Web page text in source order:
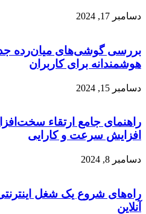
دسامبر 17, 2024
بررسی گوشی‌های میان‌رده
هوشمندانه برای کاربران
دسامبر 15, 2024
راهنمای جامع ارتقاء
افزایش سرعت و کارایی
دسامبر 8, 2024
راه‌های شروع یک شغل
آنلاین